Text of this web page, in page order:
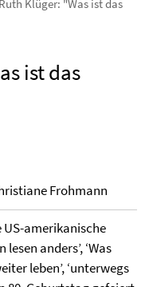
Klüger: "Was ist das
ist das
Frohmann
US-amerikanische
anders’, ‘Was
leben’, ‘unterwegs